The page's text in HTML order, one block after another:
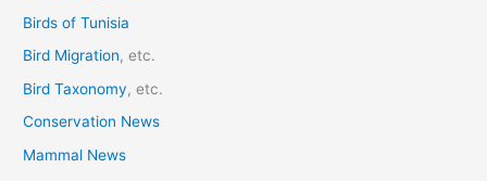
r
:
Birds of Tunisia
Bird Migration, etc.
Bird Taxonomy, etc.
Conservation News
Mammal News